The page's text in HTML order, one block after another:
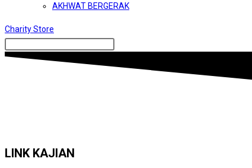
AKHWAT BERGERAK
Charity Store
LINK KAJIAN